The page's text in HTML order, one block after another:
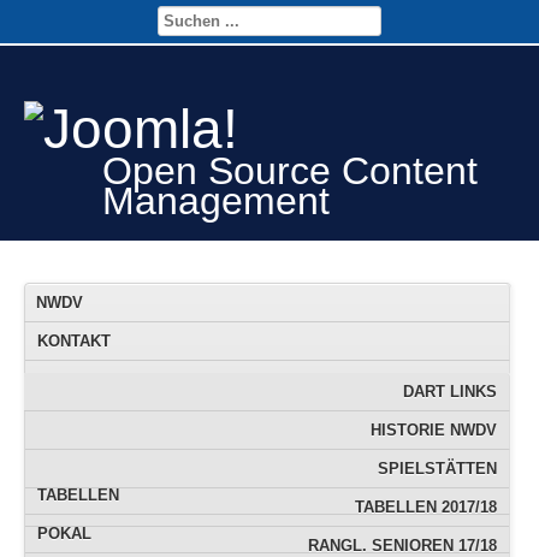
Open Source Content
Management
NWDV
JUGEND
KONTAKT
FTS-TERMINE
FTS DATENBANK
FTS RANGLISTE
DART LINKS
HISTORIE NWDV
SPIELSTÄTTEN
TABELLEN 2017/18
RANGL. SENIOREN 17/18
TABELLEN
POKAL